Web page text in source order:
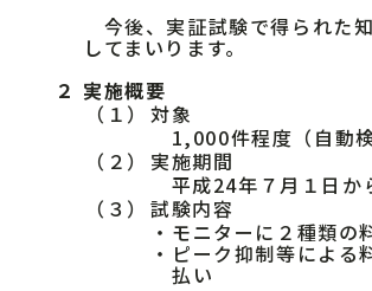
今後、実証試験で得られた
してまいります。
２ 実施概要
（１） 対象
1,000件程度（自動
（２）
実施期間
平成24年７月１日か
（３） 試験内容
・ モニターに２種類の
・ ピーク抑制等による
払い